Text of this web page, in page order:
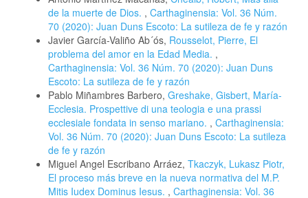
de la muerte de Dios. , Carthaginensia: Vol. 36 Núm.
70 (2020): Juan Duns Escoto: La sutileza de fe y razón
Javier García-Valiño Ab´ós, Rousselot, Pierre, El
problema del amor en la Edad Media. ,
Carthaginensia: Vol. 36 Núm. 70 (2020): Juan Duns
Escoto: La sutileza de fe y razón
Pablo Miñambres Barbero, Greshake, Gisbert, María-
Ecclesia. Prospettive di una teologia e una prassi
ecclesiale fondata in senso mariano. , Carthaginensia:
Vol. 36 Núm. 70 (2020): Juan Duns Escoto: La sutileza
de fe y razón
Miguel Angel Escribano Arráez, Tkaczyk, Lukasz Piotr,
El proceso más breve en la nueva normativa del M.P.
Mitis Iudex Dominus Iesus. , Carthaginensia: Vol. 36